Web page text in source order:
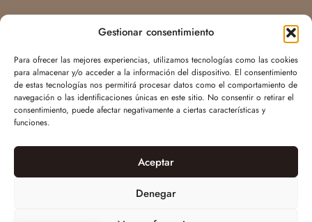
Gestionar consentimiento
Para ofrecer las mejores experiencias, utilizamos tecnologías como las cookies
para almacenar y/o acceder a la información del dispositivo. El consentimiento
de estas tecnologías nos permitirá procesar datos como el comportamiento de
navegación o las identificaciones únicas en este sitio. No consentir o retirar el
consentimiento, puede afectar negativamente a ciertas características y
funciones.
Aceptar
Denegar